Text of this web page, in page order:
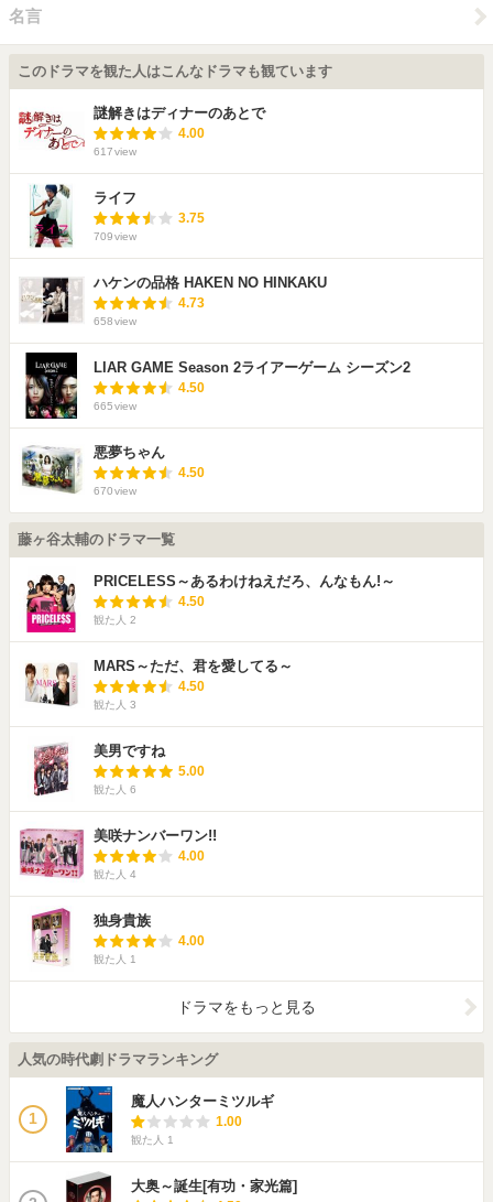
名言
このドラマを観た人はこんなドラマも観ています
謎解きはディナーのあとで
4.00
617view
ライフ
3.75
709view
ハケンの品格 HAKEN NO HINKAKU
4.73
658view
LIAR GAME Season 2ライアーゲーム シーズン2
4.50
665view
悪夢ちゃん
4.50
670view
藤ヶ谷太輔のドラマ一覧
PRICELESS～あるわけねえだろ、んなもん!～
4.50
観た人 2
MARS～ただ、君を愛してる～
4.50
観た人 3
美男ですね
5.00
観た人 6
美咲ナンバーワン!!
4.00
観た人 4
独身貴族
4.00
観た人 1
ドラマをもっと見る
人気の時代劇ドラマランキング
1
魔人ハンターミツルギ
1.00
観た人 1
大奥～誕生[有功・家光篇]